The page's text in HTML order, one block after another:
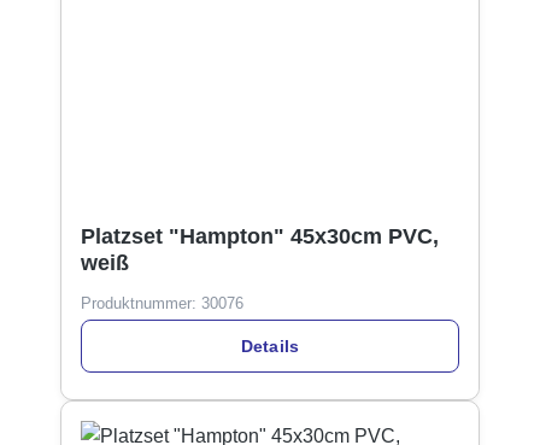
Platzset "Hampton" 45x30cm PVC,
weiß
Produktnummer: 30076
Details